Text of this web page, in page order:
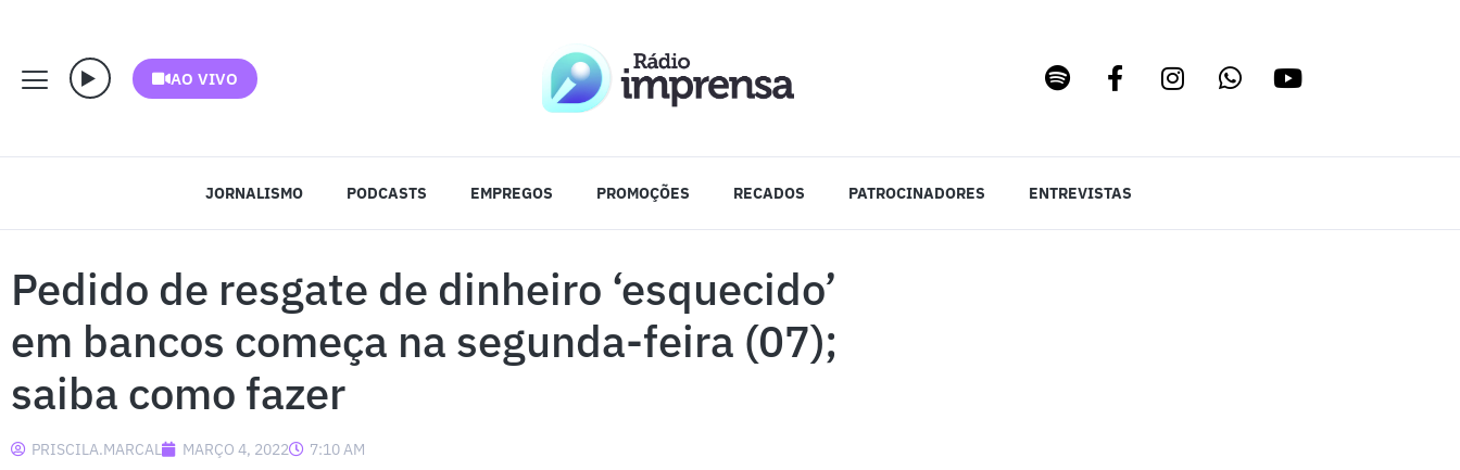
AO VIVO
JORNALISMO PODCASTS EMPREGOS PROMOÇÕES RECADOS PATROCINADORES ENTREVISTAS
Pedido de resgate de dinheiro ‘esquecido’
em bancos começa na segunda-feira (07);
saiba como fazer
PRISCILA.MARCAL MARÇO 4, 2022 7:10 AM